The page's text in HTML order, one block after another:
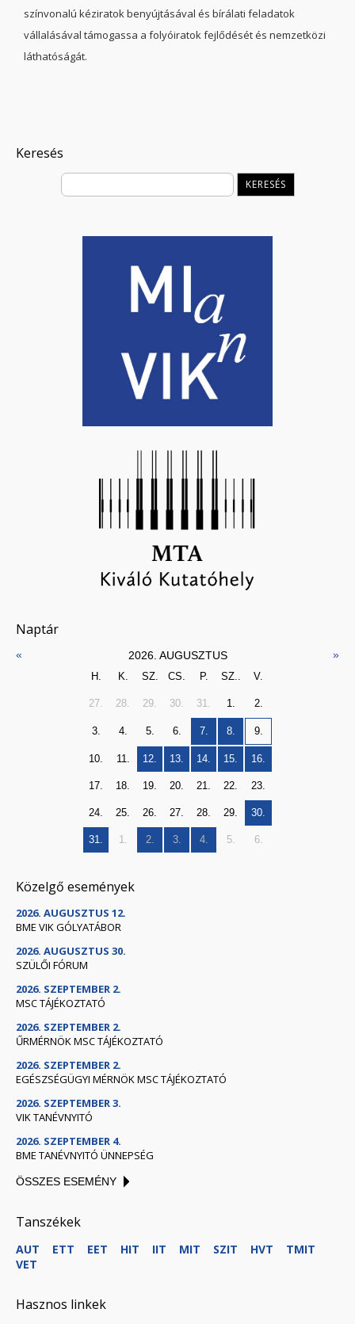
színvonalú kéziratok benyújtásával és bírálati feladatok
vállalásával támogassa a folyóiratok fejlődését és nemzetközi
láthatóságát.
Keresés
Naptár
« 2026. AUGUSZTUS »
H. K. SZ. CS. P. SZ.. V.
27. 28. 29. 30. 31. 1. 2.
3. 4. 5. 6. 7. 8. 9.
10. 11. 12. 13. 14. 15. 16.
17. 18. 19. 20. 21. 22. 23.
24. 25. 26. 27. 28. 29. 30.
31. 1. 2. 3. 4. 5. 6.
Közelgő események
2026. AUGUSZTUS 12.
BME VIK GÓLYATÁBOR
2026. AUGUSZTUS 30.
SZÜLŐI FÓRUM
2026. SZEPTEMBER 2.
MSC TÁJÉKOZTATÓ
2026. SZEPTEMBER 2.
ŰRMÉRNÖK MSC TÁJÉKOZTATÓ
2026. SZEPTEMBER 2.
EGÉSZSÉGÜGYI MÉRNÖK MSC TÁJÉKOZTATÓ
2026. SZEPTEMBER 3.
VIK TANÉVNYITÓ
2026. SZEPTEMBER 4.
BME TANÉVNYITÓ ÜNNEPSÉG
ÖSSZES ESEMÉNY
Tanszékek
AUT ETT EET HIT IIT MIT SZIT HVT
TMIT
VET
Hasznos linkek